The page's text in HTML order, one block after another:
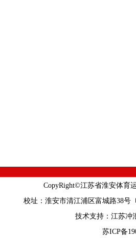
CopyRight©江苏省淮安体育
校址：淮安市清江浦区富城路38号
技术支持： 江苏冲
苏ICP备